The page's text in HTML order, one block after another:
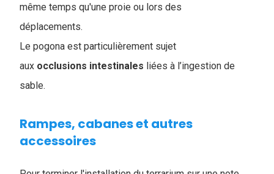
même temps qu'une proie ou lors des
déplacements.
Le pogona est particulièrement sujet
aux occlusions intestinales liées à l’ingestion de
sable.
Rampes, cabanes et autres
accessoires